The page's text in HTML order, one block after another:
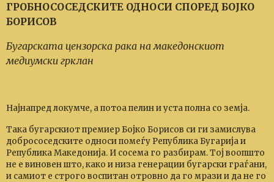
ГРОБНОСОСЕДСКИТЕ ОДНОСИ СПОРЕД БОЈКО
БОРИСОВ
Бугарската цензорска рака на македонскиот
медиумски грклан
Најнапред локумче, а потоа пелин и уста полна со земја.
Така бугарскиот премиер Бојко Борисов си ги замислува
добрососедските односи помеѓу Република Бугарија и
Република Македонија. И сосема го разбирам. Тој воопшто
не е виновен што, како и низа генерации бугарски граѓани,
и самиот е строго воспитан отровно да го мрази и да не го